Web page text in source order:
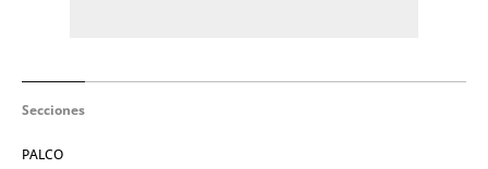
Secciones
PALCO